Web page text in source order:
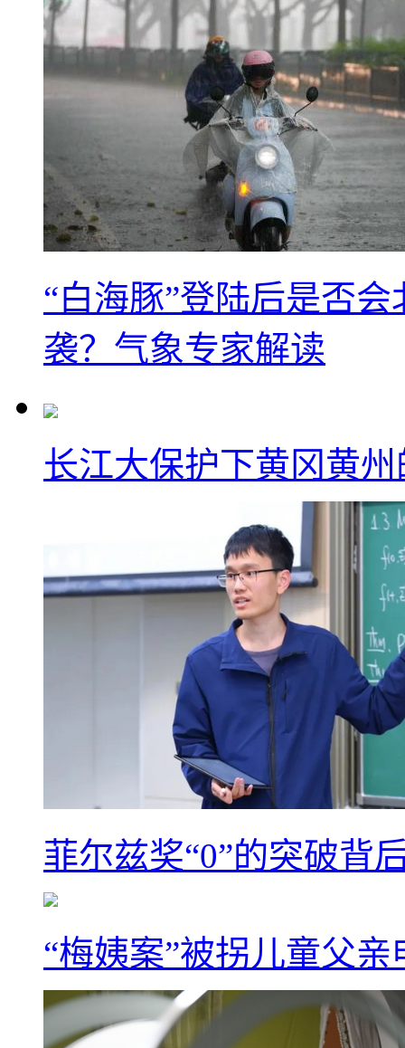
“白海豚”登陆后是否
袭？气象专家解读
长江大保护下黄冈黄
菲尔兹奖“0”的突破背
“梅姨案”被拐儿童父